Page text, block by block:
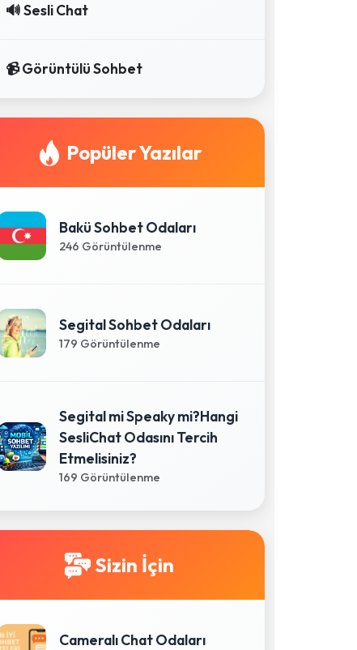
🔊 Sesli Chat
📹 Görüntülü Sohbet
Popüler Yazılar
Bakü Sohbet Odaları
246 Görüntülenme
Segital Sohbet Odaları
179 Görüntülenme
Segital mi Speaky mi?Hangi
SesliChat Odasını Tercih
Etmelisiniz?
169 Görüntülenme
Sizin İçin
Cameralı Chat Odaları